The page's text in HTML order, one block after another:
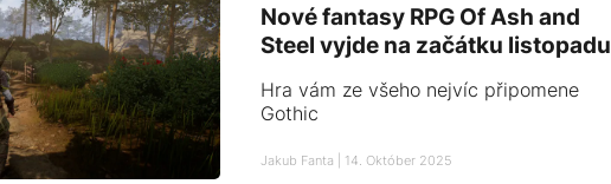
Nové fantasy RPG Of Ash and
Steel vyjde na začátku listopadu
Hra vám ze všeho nejvíc připomene
Gothic
Jakub Fanta | 14. Október 2025